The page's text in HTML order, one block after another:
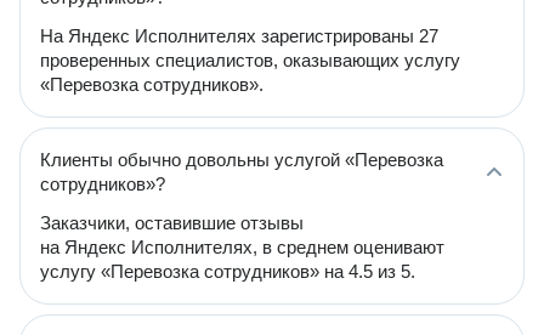
На Яндекс Исполнителях зарегистрированы 27
проверенных специалистов, оказывающих услугу
«Перевозка сотрудников».
Клиенты обычно довольны услугой «Перевозка
сотрудников»?
Заказчики, оставившие отзывы
на Яндекс Исполнителях, в среднем оценивают
услугу «Перевозка сотрудников» на 4.5 из 5.